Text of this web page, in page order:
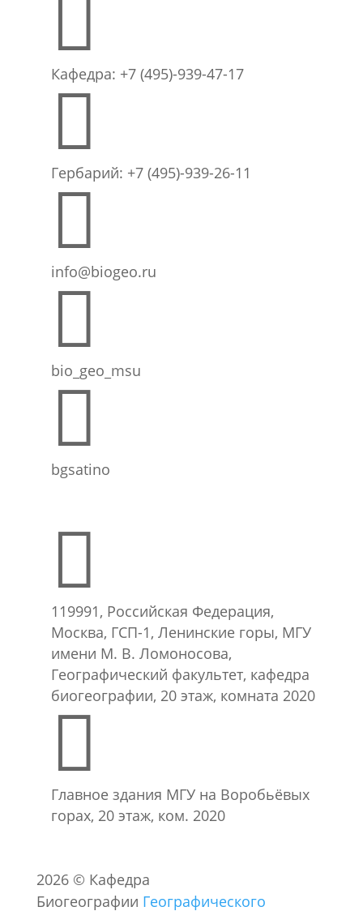

Кафедра: +7 (495)-939-47-17

Гербарий: +7 (495)-939-26-11

info@biogeo.ru

bio_geo_msu

bgsatino

119991, Российская Федерация,
Москва, ГСП-1, Ленинские горы, МГУ
имени М. В. Ломоносова,
Географический факультет, кафедра
биогеографии, 20 этаж, комната 2020

Главное здания МГУ на Воробьёвых
горах, 20 этаж, ком. 2020
2026 © Кафедра
Биогеографии Географического